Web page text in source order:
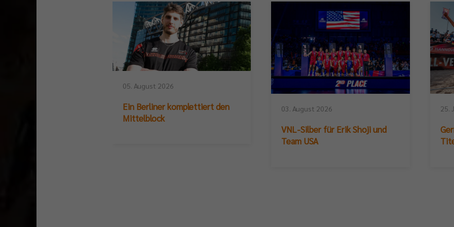
05. August 2026
Ein Berliner komplettiert den
Mittelblock
03. August 2026
VNL-Silber für Erik Shoji und
Team USA
25.